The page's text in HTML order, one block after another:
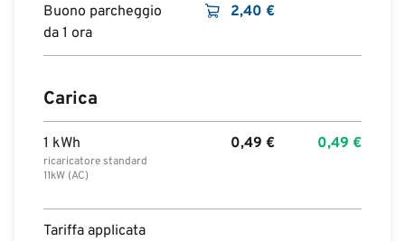
Buono parcheggio
da 1 ora
2,40 €
Carica
1 kWh
ricaricatore standard
11kW (AC)
0,49 € 0,49 €
Tariffa applicata